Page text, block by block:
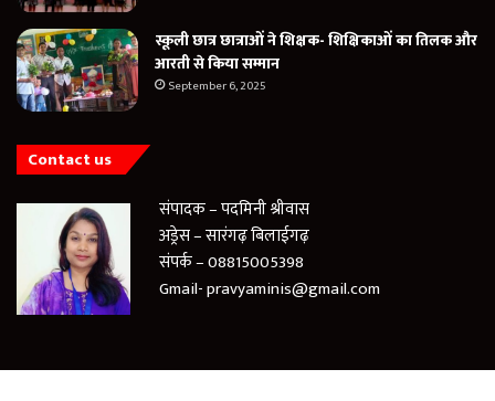
स्कूली छात्र छात्राओं ने शिक्षक- शिक्षिकाओं का तिलक और
आरती से किया सम्मान
September 6, 2025
Contact us
संपादक – पदमिनी श्रीवास
अड्रेस – सारंगढ़ बिलाईगढ़
संपर्क – 08815005398
Gmail- pravyaminis@gmail.com